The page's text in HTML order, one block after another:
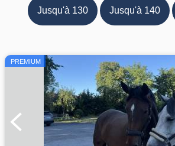
Jusqu'à 130 Jusqu'à 140
PREMIUM